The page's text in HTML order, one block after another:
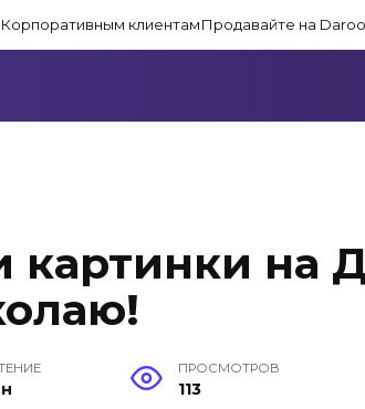
Корпоративным клиентамПродавайте на Daroo
картинки на
ПРОСМОТРОВ
113